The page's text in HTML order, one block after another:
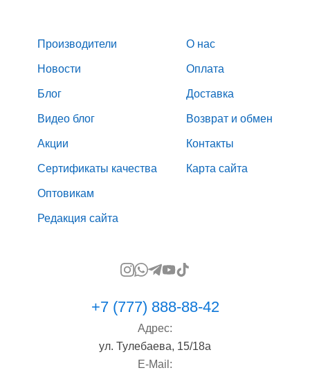
Производители
Новости
Блог
Видео блог
Акции
Сертификаты качества
Оптовикам
Редакция сайта
О нас
Оплата
Доставка
Возврат и обмен
Контакты
Карта сайта
+7 (777) 888-88-42
Адрес:
ул. Тулебаева, 15/18а
E-Mail: